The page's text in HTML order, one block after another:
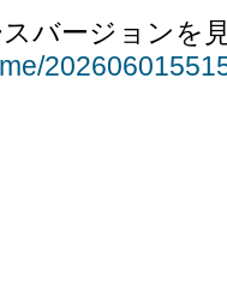
バージョンを